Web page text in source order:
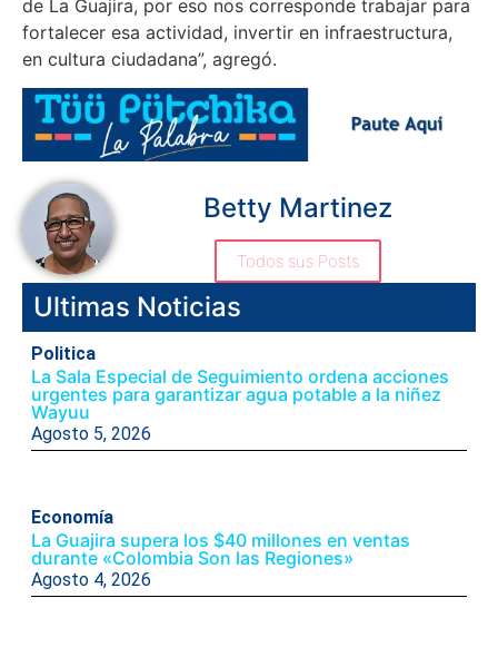
de La Guajira, por eso nos corresponde trabajar para
fortalecer esa actividad, invertir en infraestructura,
en cultura ciudadana”, agregó.
Betty Martinez
Todos sus Posts
Ultimas Noticias
Politica
La Sala Especial de Seguimiento ordena acciones
urgentes para garantizar agua potable a la niñez
Wayuu
Agosto 5, 2026
Economía
La Guajira supera los $40 millones en ventas
durante «Colombia Son las Regiones»
Agosto 4, 2026